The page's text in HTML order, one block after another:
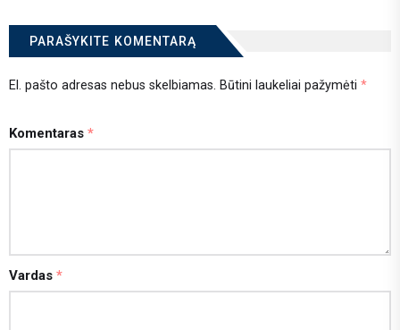
PARAŠYKITE KOMENTARĄ
El. pašto adresas nebus skelbiamas. Būtini laukeliai pažymėti *
Komentaras *
Vardas *